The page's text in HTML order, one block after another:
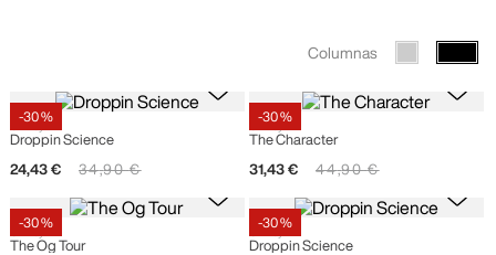
Columnas
-30 %
Grimey
Droppin Science
24,43 € 34,90 €
-30 %
Grimey
The Character
31,43 € 44,90 €
-30 %
Grimey
The Og Tour
-30 %
Grimey
Droppin Science